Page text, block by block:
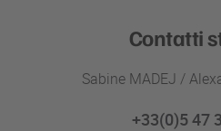
Contatti
Sabine MADEJ /
+33(0)5 47